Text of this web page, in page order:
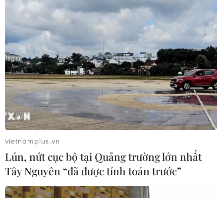
vietnamplus.vn
Lún, nứt cục bộ tại Quảng trường lớn nhất
Tây Nguyên “đã được tính toán trước”